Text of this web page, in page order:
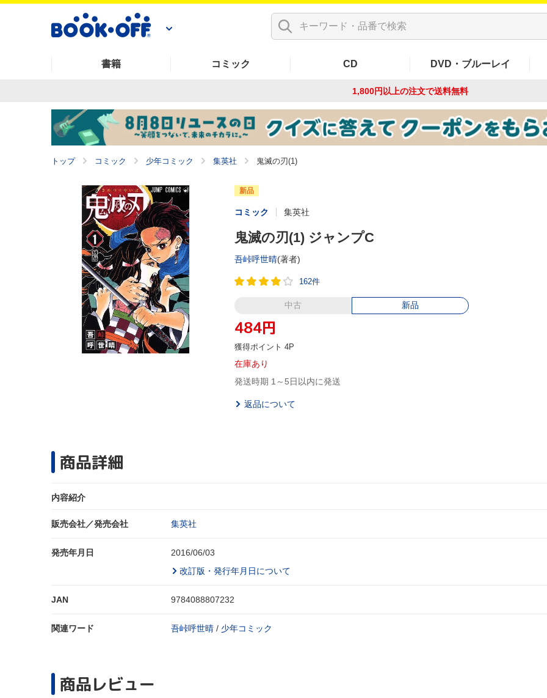
書籍 コミック CD DVD・ブルーレイ
1,800円以上の注文で送料無料
トップ コミック 少年コミック 集英社 鬼滅の刃(1)
新品
コミック 集英社
鬼滅の刃(1) ジャンプC
吾峠呼世晴(著者)
162件
中古 新品
484円
獲得ポイント 4P
在庫あり
発送時期 1～5日以内に発送
返品について
商品詳細
内容紹介
販売会社／発売会社 集英社
発売年月日
2016/06/03
改訂版・発行年月日について
JAN 9784088807232
関連ワード 吾峠呼世晴 / 少年コミック
商品レビュー